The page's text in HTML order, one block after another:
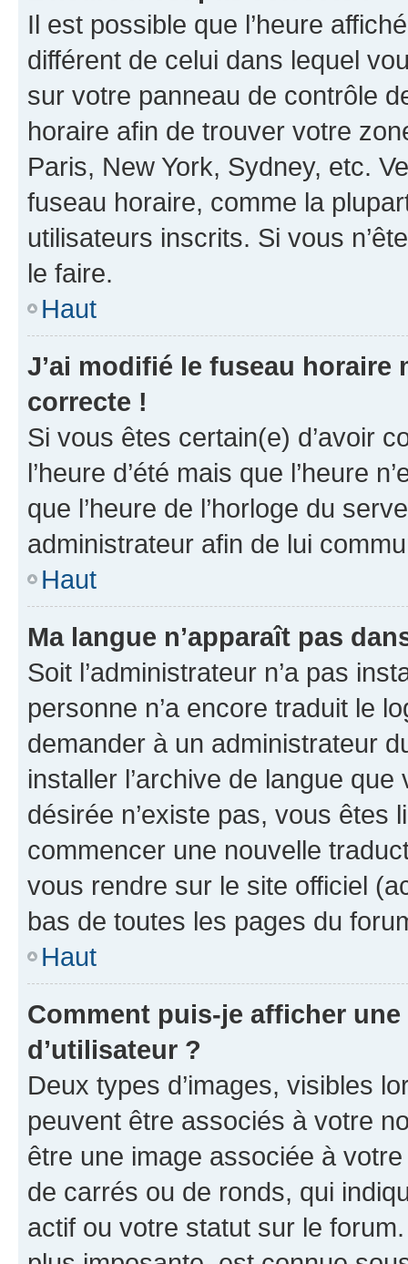
Il est possible que l’heure
différent de celui dans lequel
sur votre panneau de contrôle
horaire afin de trouver votre
Paris, New York, Sydney, etc.
fuseau horaire, comme la
utilisateurs inscrits. Si vous
le faire.
Haut
J’ai modifié le fuseau horaire
correcte !
Si vous êtes certain(e) d’avoir
l’heure d’été mais que l’heure
que l’heure de l’horloge du
administrateur afin de lui
Haut
Ma langue n’apparaît pas
Soit l’administrateur n’a pas
personne n’a encore traduit le
demander à un administrateur
installer l’archive de langue
désirée n’existe pas, vous êtes
commencer une nouvelle
vous rendre sur le site officiel
bas de toutes les pages du
Haut
Comment puis-je afficher
d’utilisateur ?
Deux types d’images, visibles
peuvent être associés à votre
être une image associée à
de carrés ou de ronds, qui
actif ou votre statut sur le